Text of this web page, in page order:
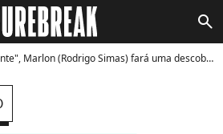
search
(Rodrigo Simas) fará uma descoberta importante - Foto